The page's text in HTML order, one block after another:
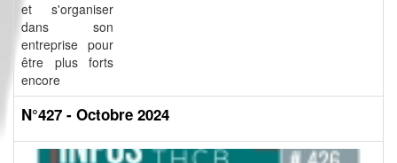
et s'organiser
dans son
entreprise pour
être plus forts
encore
N°427 - Octobre 2024